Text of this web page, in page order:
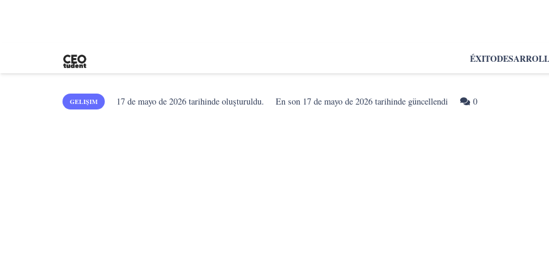
ÉXITO
GELIŞIM 17 de mayo de 2026 tarihinde oluşturuldu. En son 17 de mayo de 2026 tarihinde güncellendi 0